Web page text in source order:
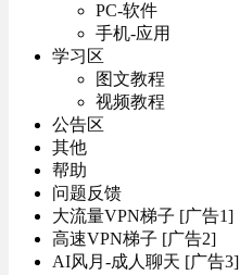
PC-软件
手机-应用
学习区
图文教程
视频教程
公告区
其他
帮助
问题反馈
大流量VPN梯子 [广告1]
高速VPN梯子 [广告2]
AI风月-成人聊天 [广告3]